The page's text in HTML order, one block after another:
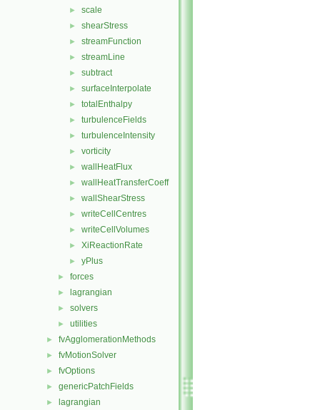
► scale
► shearStress
► streamFunction
► streamLine
► subtract
► surfaceInterpolate
► totalEnthalpy
► turbulenceFields
► turbulenceIntensity
► vorticity
► wallHeatFlux
► wallHeatTransferCoeff
► wallShearStress
► writeCellCentres
► writeCellVolumes
► XiReactionRate
► yPlus
► forces
► lagrangian
► solvers
► utilities
► fvAgglomerationMethods
► fvMotionSolver
► fvOptions
► genericPatchFields
► lagrangian